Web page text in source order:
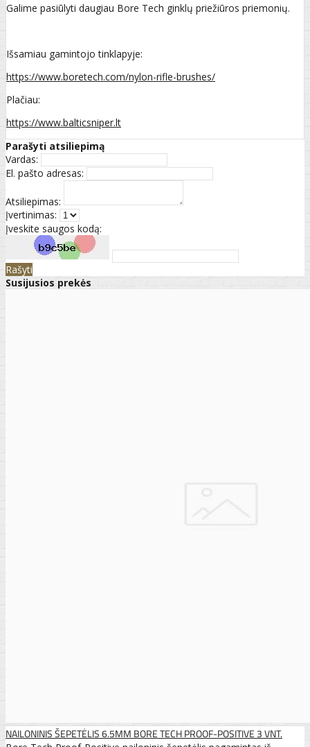
Galime pasiūlyti daugiau Bore Tech ginklų priežiūros priemonių.
Išsamiau gamintojo tinklapyje:
https://www.boretech.com/nylon-rifle-brushes/
Plačiau:
https://www.balticsniper.lt
Parašyti atsiliepimą
Vardas:
El. pašto adresas:
Atsiliepimas:
Įvertinimas:
Įveskite saugos kodą:
Rašyti
Susijusios prekės
NAILONINIS ŠEPETĖLIS 6.5MM BORE TECH PROOF-POSITIVE 3 VNT.